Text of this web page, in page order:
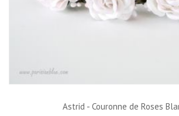
Astrid - Couronne de Roses